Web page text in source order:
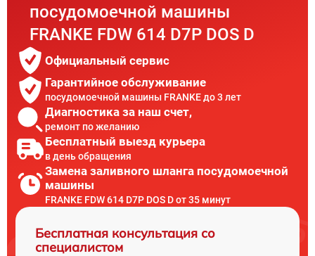
посудомоечной машины
FRANKE FDW 614 D7P DOS D
Официальный сервис
Гарантийное обслуживание
посудомоечной машины FRANKE до 3 лет
Диагностика за наш счет,
ремонт по желанию
Бесплатный выезд курьера
в день обращения
Замена заливного шланга посудомоечной
машины
FRANKE FDW 614 D7P DOS D от 35 минут
Бесплатная консультация со
специалистом